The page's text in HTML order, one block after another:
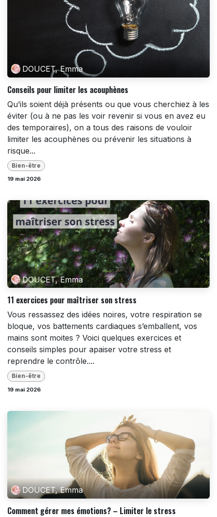
DOUCET, Emma
Conseils pour limiter les acouphènes
Qu’ils soient déjà présents ou que vous cherchiez à les
éviter (ou à ne pas les voir revenir si vous en avez eu
des temporaires), on a tous des raisons de vouloir
limiter les acouphènes ou prévenir les situations à
risque...
Bien-être
19 mai 2026
DOUCET, Emma
11 exercices pour maîtriser son stress
Vous ressassez des idées noires, votre respiration se
bloque, vos battements cardiaques s’emballent, vos
mains sont moites ? Voici quelques exercices et
conseils simples pour apaiser votre stress et
reprendre le contrôle....
Bien-être
19 mai 2026
DOUCET, Emma
Comment gérer mes émotions? – Limiter le stress